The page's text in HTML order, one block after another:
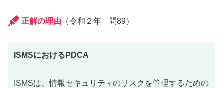
正解の理由 （令和２年 問89）
ISMSにおけるPDCA
ISMSは、情報セキュリティのリスクを管理するための